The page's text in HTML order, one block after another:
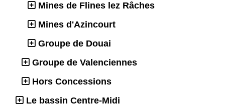
Mines de Flines lez Râches
Mines d'Azincourt
Groupe de Douai
Groupe de Valenciennes
Hors Concessions
Le bassin Centre-Midi